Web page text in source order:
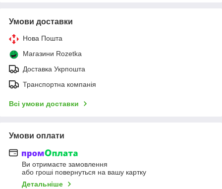
Умови доставки
Нова Пошта
Магазини Rozetka
Доставка Укрпошта
Транспортна компанія
Всі умови доставки
Умови оплати
Ви отримаєте замовлення
або гроші повернуться на вашу картку
Детальніше